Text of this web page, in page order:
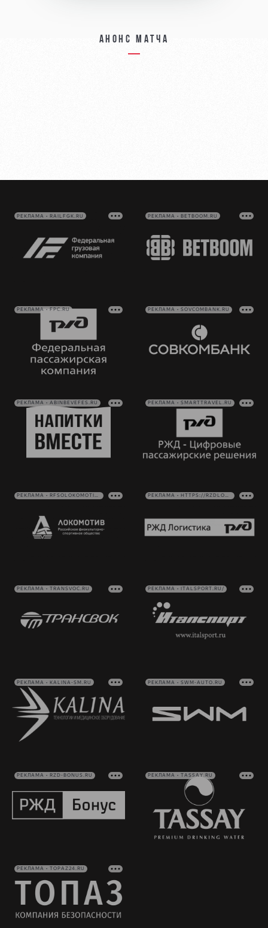
Анонс матча
РЕКЛАМА • RAILFGK.RU РЕКЛАМА • BETBOOM.RU
РЕКЛАМА • FPC.RU РЕКЛАМА • SOVCOMBANK.RU
РЕКЛАМА • ABINBEVEFES.RU РЕКЛАМА • SMARTTRAVEL.RU
РЕКЛАМА • RFSOLOKOMOTIV.RU РЕКЛАМА • HTTPS://RZDLOG.RU/
РЕКЛАМА • TRANSVOC.RU РЕКЛАМА • ITALSPORT.RU/
РЕКЛАМА • KALINA-SM.RU РЕКЛАМА • SWM-AUTO.RU
РЕКЛАМА • RZD-BONUS.RU РЕКЛАМА • TASSAY.RU
РЕКЛАМА • TOPAZ24.RU